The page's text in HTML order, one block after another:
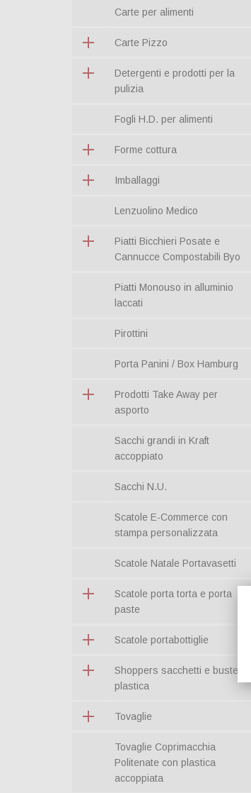
Carte per alimenti
Carte Pizzo
Detergenti e prodotti per la
pulizia
Fogli H.D. per alimenti
Forme cottura
Imballaggi
Lenzuolino Medico
Piatti Bicchieri Posate e
Cannucce Compostabili Byo
Piatti Monouso in alluminio
laccati
Pirottini
Porta Panini / Box Hamburg
Prodotti Take Away per
asporto
Sacchi grandi in Kraft
accoppiato
Sacchi N.U.
Scatole E-Commerce con
stampa personalizzata
Scatole Natale Portavasetti
Scatole porta torta e porta
paste
Scatole portabottiglie
Shoppers sacchetti e buste in
plastica
Tovaglie
Tovaglie Coprimacchia
Politenate con plastica
accoppiata